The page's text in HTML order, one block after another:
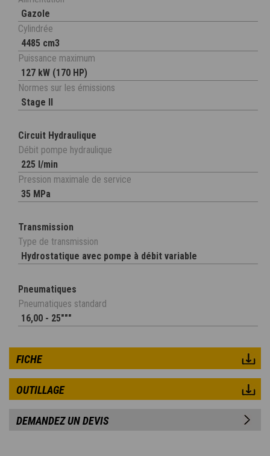
Gazole
Cylindrée
4485 cm3
Puissance maximum
127 kW (170 HP)
Normes sur les émissions
Stage II
Circuit Hydraulique
Débit pompe hydraulique
225 l/min
Pression maximale de service
35 MPa
Transmission
Type de transmission
Hydrostatique avec pompe à débit variable
Pneumatiques
Pneumatiques standard
16,00 - 25"""
FICHE
OUTILLAGE
DEMANDEZ UN DEVIS